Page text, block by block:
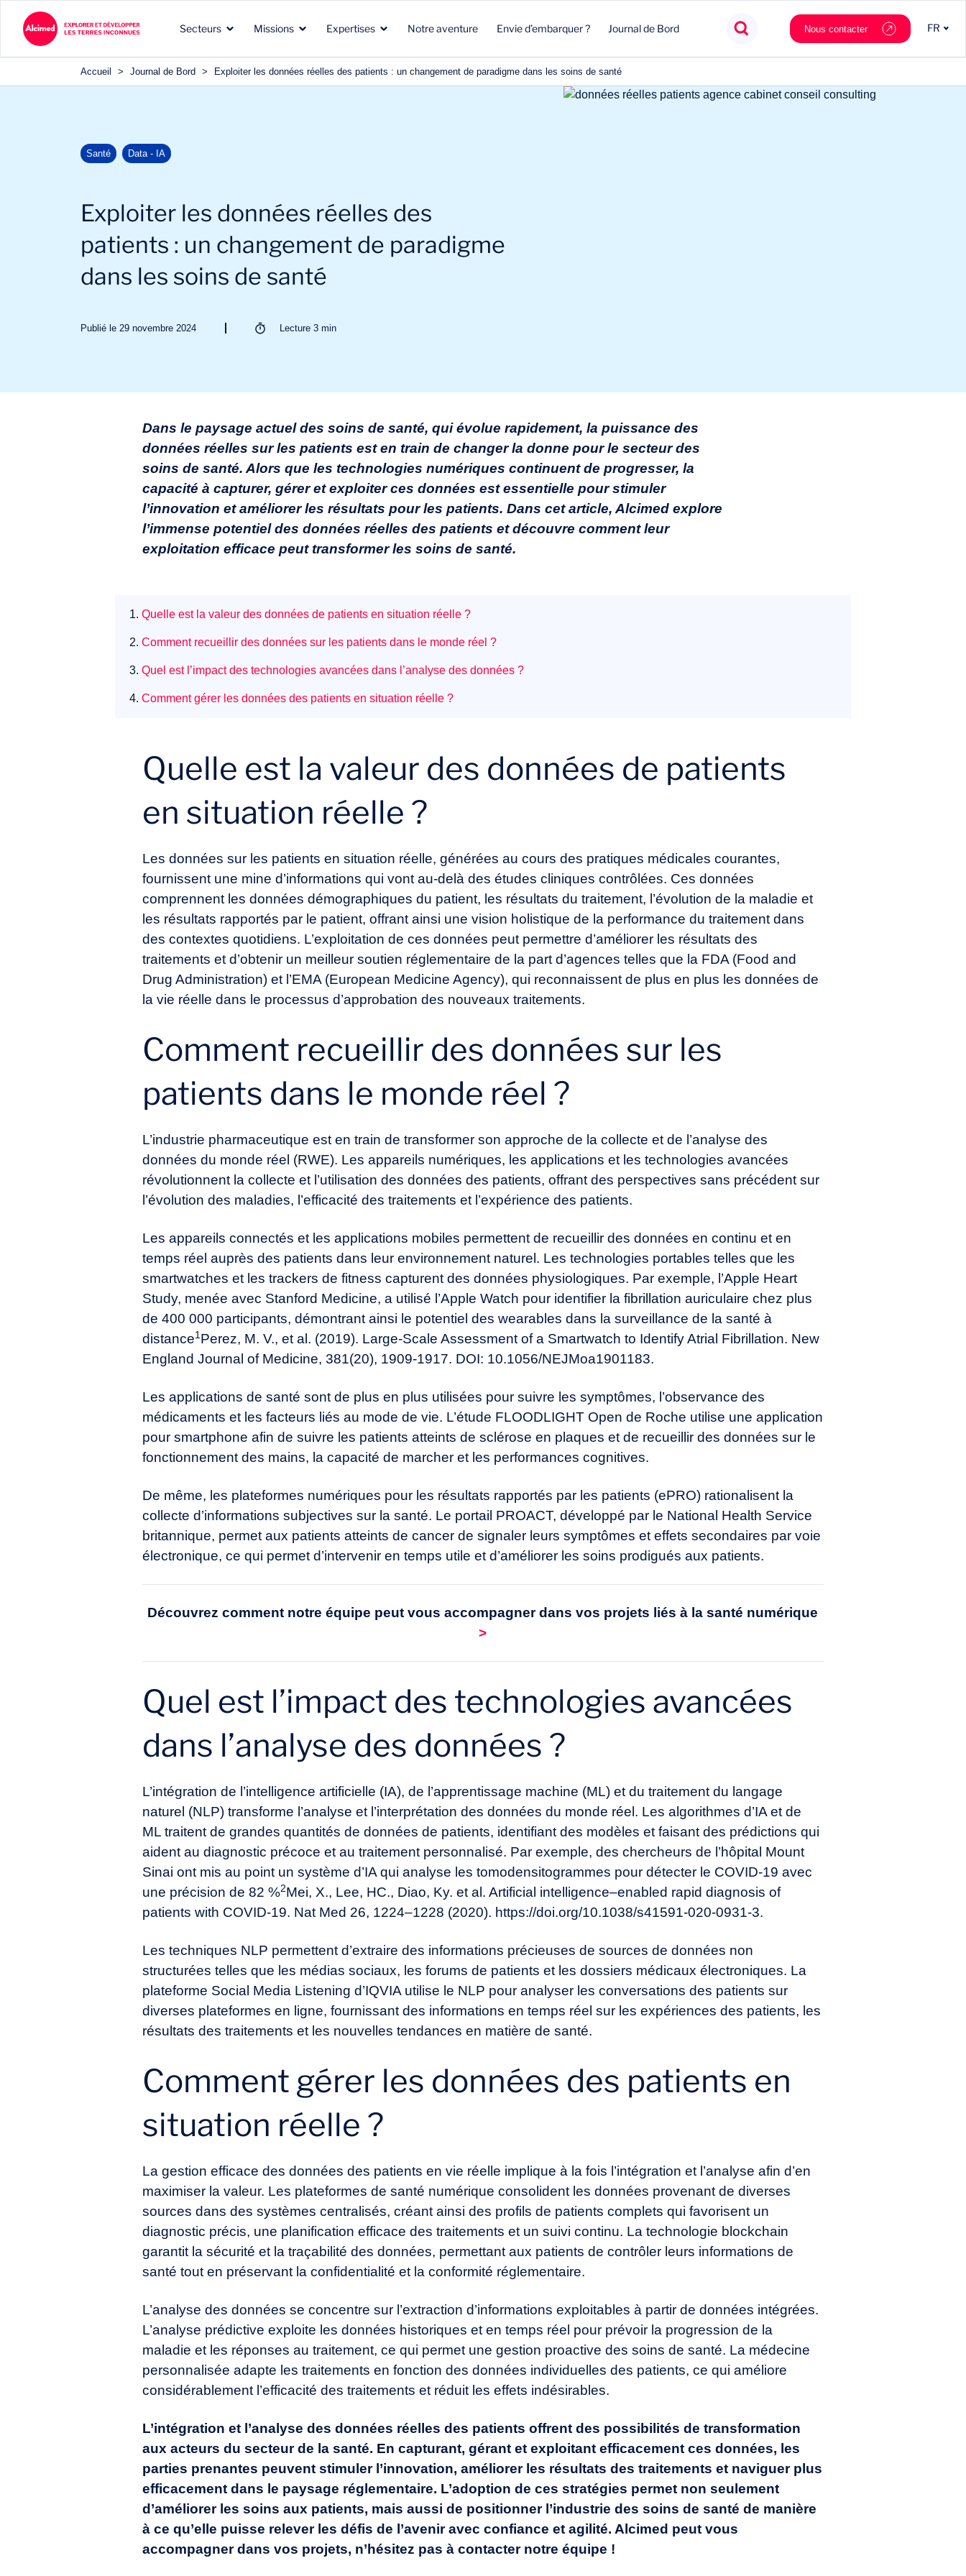
Secteurs
Les terres d’exploration
intervenons
Missions
Les types de missions que
clients
Expertises
Nos expertises reconnues
clients
Notre aventure Envie d’embarquer ? Journal de Bord Nous contacter FR
Accueil > Journal de Bord > Exploiter les données réelles des patients : un changement de paradigme dans les soins de santé
Santé Data - IA
Exploiter les données réelles des
patients : un changement de paradigme
dans les soins de santé
Publié le 29 novembre 2024 Lecture 3 min
Dans le paysage actuel des soins de santé, qui évolue rapidement, la puissance des
données réelles sur les patients est en train de changer la donne pour le secteur des
soins de santé. Alors que les technologies numériques continuent de progresser, la
capacité à capturer, gérer et exploiter ces données est essentielle pour stimuler
l’innovation et améliorer les résultats pour les patients. Dans cet article, Alcimed explore
l’immense potentiel des données réelles des patients et découvre comment leur
exploitation efficace peut transformer les soins de santé.
1. Quelle est la valeur des données de patients en situation réelle ?
2. Comment recueillir des données sur les patients dans le monde réel ?
3. Quel est l’impact des technologies avancées dans l’analyse des données ?
4. Comment gérer les données des patients en situation réelle ?
Quelle est la valeur des données de patients
en situation réelle ?
Les données sur les patients en situation réelle, générées au cours des pratiques médicales courantes,
fournissent une mine d’informations qui vont au-delà des études cliniques contrôlées. Ces données
comprennent les données démographiques du patient, les résultats du traitement, l’évolution de la maladie et
les résultats rapportés par le patient, offrant ainsi une vision holistique de la performance du traitement dans
des contextes quotidiens. L’exploitation de ces données peut permettre d’améliorer les résultats des
traitements et d’obtenir un meilleur soutien réglementaire de la part d’agences telles que la FDA (Food and
Drug Administration) et l’EMA (European Medicine Agency), qui reconnaissent de plus en plus les données de
la vie réelle dans le processus d’approbation des nouveaux traitements.
Comment recueillir des données sur les
patients dans le monde réel ?
L’industrie pharmaceutique est en train de transformer son approche de la collecte et de l’analyse des
données du monde réel (RWE). Les appareils numériques, les applications et les technologies avancées
révolutionnent la collecte et l’utilisation des données des patients, offrant des perspectives sans précédent sur
l’évolution des maladies, l’efficacité des traitements et l’expérience des patients.
Les appareils connectés et les applications mobiles permettent de recueillir des données en continu et en
temps réel auprès des patients dans leur environnement naturel. Les technologies portables telles que les
smartwatches et les trackers de fitness capturent des données physiologiques. Par exemple, l’Apple Heart
Study, menée avec Stanford Medicine, a utilisé l’Apple Watch pour identifier la fibrillation auriculaire chez plus
de 400 000 participants, démontrant ainsi le potentiel des wearables dans la surveillance de la santé à
distance1 Perez, M. V., et al. (2019). Large-Scale Assessment of a Smartwatch to Identify Atrial Fibrillation. New
England Journal of Medicine, 381(20), 1909-1917. DOI: 10.1056/NEJMoa1901183.
Les applications de santé sont de plus en plus utilisées pour suivre les symptômes, l’observance des
médicaments et les facteurs liés au mode de vie. L’étude FLOODLIGHT Open de Roche utilise une application
pour smartphone afin de suivre les patients atteints de sclérose en plaques et de recueillir des données sur le
fonctionnement des mains, la capacité de marcher et les performances cognitives.
De même, les plateformes numériques pour les résultats rapportés par les patients (ePRO) rationalisent la
collecte d’informations subjectives sur la santé. Le portail PROACT, développé par le National Health Service
britannique, permet aux patients atteints de cancer de signaler leurs symptômes et effets secondaires par voie
électronique, ce qui permet d’intervenir en temps utile et d’améliorer les soins prodigués aux patients.
Découvrez comment notre équipe peut vous accompagner dans vos projets liés à lasanté numérique
>
Quel est l’impact des technologies avancées
dans l’analyse des données ?
L’intégration de l’intelligence artificielle (IA), de l’apprentissage machine (ML) et du traitement du langage
naturel (NLP) transforme l’analyse et l’interprétation des données du monde réel. Les algorithmes d’IA et de
ML traitent de grandes quantités de données de patients, identifiant des modèles et faisant des prédictions qui
aident au diagnostic précoce et au traitement personnalisé. Par exemple, des chercheurs de l’hôpital Mount
Sinai ont mis au point un système d’IA qui analyse les tomodensitogrammes pour détecter le COVID-19 avec
une précision de 82 %2Mei, X., Lee, HC., Diao, Ky. et al. Artificial intelligence–enabled rapid diagnosis of
patients with COVID-19. Nat Med 26, 1224–1228 (2020). https://doi.org/10.1038/s41591-020-0931-3.
Les techniques NLP permettent d’extraire des informations précieuses de sources de données non
structurées telles que les médias sociaux, les forums de patients et les dossiers médicaux électroniques. La
plateforme Social Media Listening d’IQVIA utilise le NLP pour analyser les conversations des patients sur
diverses plateformes en ligne, fournissant des informations en temps réel sur les expériences des patients, les
résultats des traitements et les nouvelles tendances en matière de santé.
Comment gérer les données des patients en
situation réelle ?
La gestion efficace des données des patients en vie réelle implique à la fois l’intégration et l’analyse afin d’en
maximiser la valeur. Les plateformes de santé numérique consolident les données provenant de diverses
sources dans des systèmes centralisés, créant ainsi des profils de patients complets qui favorisent un
diagnostic précis, une planification efficace des traitements et un suivi continu. La technologie blockchain
garantit la sécurité et la traçabilité des données, permettant aux patients de contrôler leurs informations de
santé tout en préservant la confidentialité et la conformité réglementaire.
L’analyse des données se concentre sur l’extraction d’informations exploitables à partir de données intégrées.
L’analyse prédictive exploite les données historiques et en temps réel pour prévoir la progression de la
maladie et les réponses au traitement, ce qui permet une gestion proactive des soins de santé. La médecine
personnalisée adapte les traitements en fonction des données individuelles des patients, ce qui améliore
considérablement l’efficacité des traitements et réduit les effets indésirables.
L’intégration et l’analyse des données réelles des patients offrent des possibilités de transformation
aux acteurs du secteur de la santé. En capturant, gérant et exploitant efficacement ces données, les
parties prenantes peuvent stimuler l’innovation, améliorer les résultats des traitements et naviguer plus
efficacement dans le paysage réglementaire. L’adoption de ces stratégies permet non seulement
d’améliorer les soins aux patients, mais aussi de positionner l’industrie des soins de santé de manière
à ce qu’elle puisse relever les défis de l’avenir avec confiance et agilité. Alcimed peut vous
accompagner dans vos projets, n’hésitez pas àcontacter notre équipe !